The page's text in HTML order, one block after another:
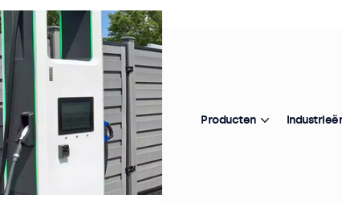
Producten